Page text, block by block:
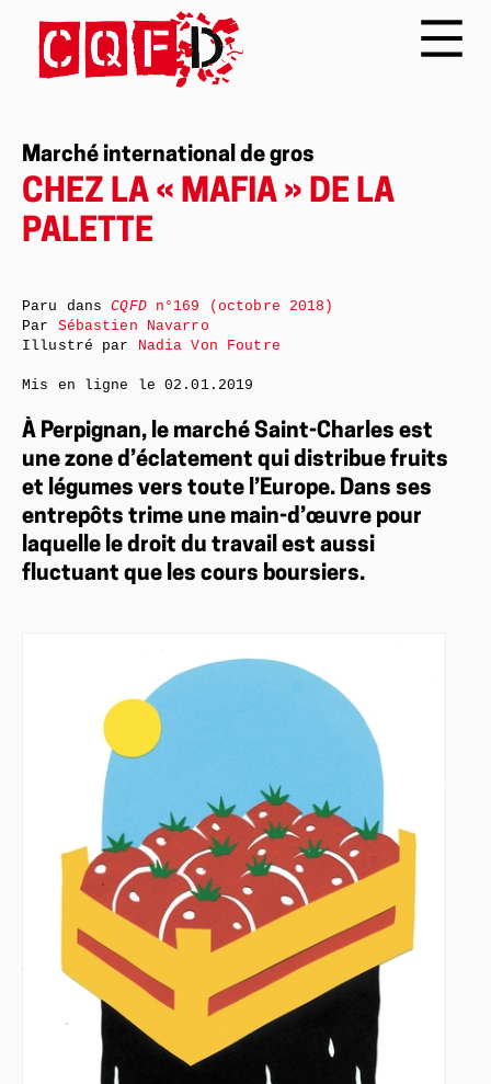
Marché international de gros
CHEZ LA « MAFIA » DE LA
PALETTE
À Perpignan, le marché Saint-Charles est
une zone d’éclatement qui distribue fruits
et légumes vers toute l’Europe. Dans ses
entrepôts trime une main-d’œuvre pour
laquelle le droit du travail est aussi
fluctuant que les cours boursiers.
Paru dansCQFDn°169 (octobre 2018)
Par Sébastien Navarro
Illustré par Nadia Von Foutre
Mis en ligne le02.01.2019